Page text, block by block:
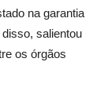
na garantia
salientou
os órgãos